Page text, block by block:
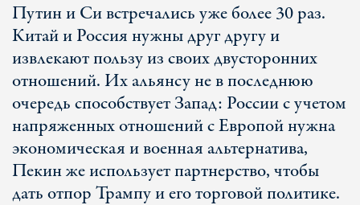
Путин и Си встречались уже более 30 раз.
Китай и Россия нужны друг другу и
извлекают пользу из своих двусторонних
отношений. Их альянсу не в последнюю
очередь способствует Запад: России с учетом
напряженных отношений с Европой нужна
экономическая и военная альтернатива,
Пекин же использует партнерство, чтобы
дать отпор Трампу и его торговой политике.